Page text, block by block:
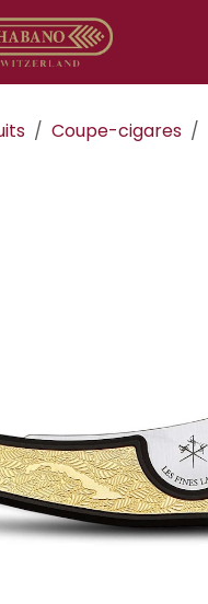
Coupe-cigares